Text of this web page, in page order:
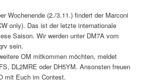
Wochenende (2./3.11.) findert der Marconi
only). Das ist der letzte internationale
Saison. Wir werden unter DM7A vom
sein.
OM mitkommen möchten, meldet
DL2MRE oder DH5YM. Ansonsten freuen
mit Euch im Contest.